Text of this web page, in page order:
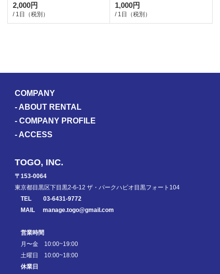
2,000円
/ 1日（税別）
1,000円
/ 1日（税別）
COMPANY
-ABOUT RENTAL
- COMPANY PROFILE
-ACCESS
TOGO, INC.
〒153-0064
東京都目黒区下目黒2-6-12 ザ・パークハビオ目黒フォート104
TEL 03-6431-9772
MAIL
manage.togo@gmail.com
営業時間
月〜金 10:00~19:00
土曜日 10:00~18:00
休業日